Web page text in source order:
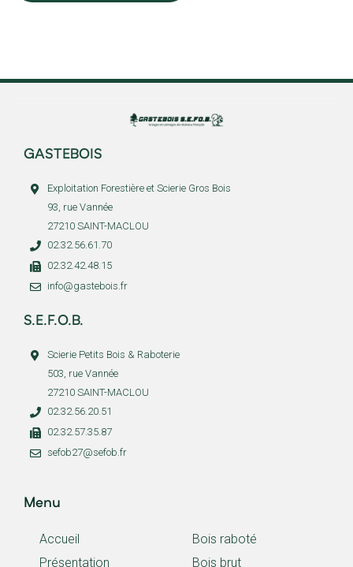
GASTEBOIS
Exploitation Forestière et Scierie Gros Bois
93, rue Vannée
27210 SAINT-MACLOU
02.32.56.61.70
02.32.42.48.15
info@gastebois.fr
S.E.F.O.B.
Scierie Petits Bois & Raboterie
503, rue Vannée
27210 SAINT-MACLOU
02.32.56.20.51
02.32.57.35.87
sefob27@sefob.fr
Menu
Accueil
Présentation
Bois raboté
Bois brut